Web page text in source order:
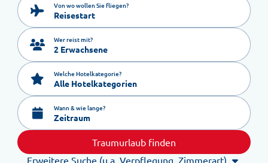
Von wo wollen Sie fliegen?
Reisestart
Wer reist mit?
2 Erwachsene
Welche Hotelkategorie?
Alle Hotelkategorien
Wann & wie lange?
Zeitraum
Traumurlaub finden
Erweitere Suche (u.a. Verpflegung, Zimmerart)